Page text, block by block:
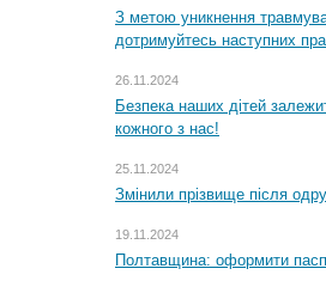
З метою уникнення
дотримуйтесь наступних
26.11.2024
Безпека наших дітей
кожного з нас!
25.11.2024
Змінили прізвище після
19.11.2024
Полтавщина: оформити